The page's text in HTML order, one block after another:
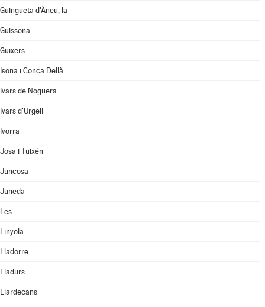
Guingueta d'Àneu, la
Guissona
Guixers
Isona i Conca Dellà
Ivars de Noguera
Ivars d'Urgell
Ivorra
Josa i Tuixén
Juncosa
Juneda
Les
Linyola
Lladorre
Lladurs
Llardecans